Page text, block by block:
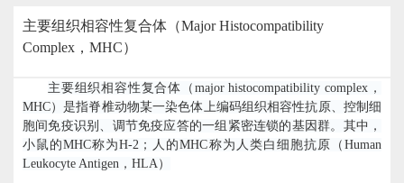
主要组织相容性复合体（Major Histocompatibility
Complex，MHC）
主要组织相容性复合体（ major histocompatibility complex ，
MHC）是指脊椎动物某一染色体上编码组织相容性抗原、控制细
胞间免疫识别、调节免疫应答的一组紧密连锁的基因群。其中，
小鼠的MHC称为H-2 ；人的MHC称为人类白细胞抗原（Human
Leukocyte Antigen ， HLA）